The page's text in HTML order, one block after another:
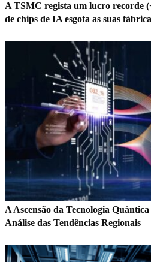
A TSMC regista um lucro recorde
de chips de IA esgota as suas
A Ascensão da Tecnologia
Análise das Tendências Regionais